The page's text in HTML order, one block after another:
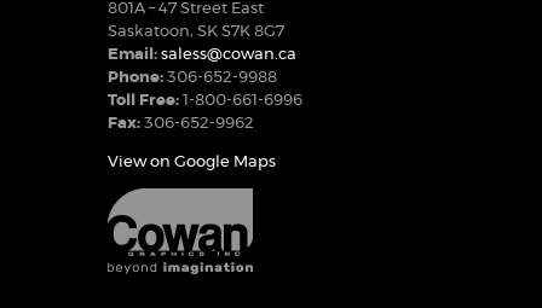
801A – 47 Street East
Saskatoon, SK S7K 8G7
Email: saless@cowan.ca
Phone: 306-652-9988
Toll Free: 1-800-661-6996
Fax: 306-652-9962
View on Google Maps